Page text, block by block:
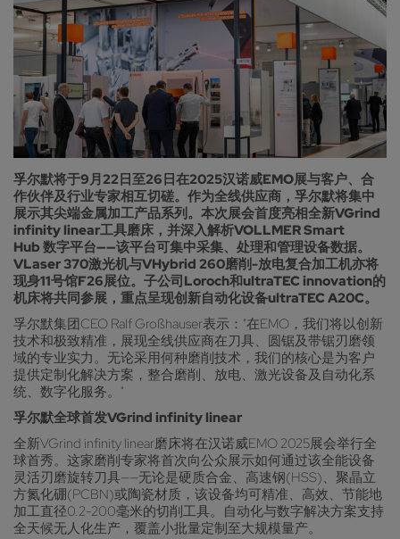
孚尔默将于9月22日至26日在2025汉诺威EMO展与客户、合
作伙伴及行业专家相互切磋。作为全线供应商，孚尔默将集中
展示其尖端金属加工产品系列。本次展会首度亮相全新VGrind
infinity linear工具磨床，并深入解析VOLLMER Smart
Hub 数字平台——该平台可集中采集、处理和管理设备数据。
VLaser 370激光机与VHybrid 260磨削-放电复合加工机亦将
现身11号馆F26展位。子公司Loroch和ultraTEC innovation的
机床将共同参展，重点呈现创新自动化设备ultraTEC A20C。
孚尔默集团CEO Ralf Großhauser表示："在EMO，我们将以创新
技术和极致精准，展现全线供应商在刀具、圆锯及带锯刃磨领
域的专业实力。无论采用何种磨削技术，我们的核心是为客户
提供定制化解决方案，整合磨削、放电、激光设备及自动化系
统、数字化服务。"
孚尔默全球首发VGrind infinity linear
全新VGrind infinity linear磨床将在汉诺威EMO 2025展会举行全
球首秀。这家磨削专家将首次向公众展示如何通过该全能设备
灵活刃磨旋转刀具——无论是硬质合金、高速钢(HSS)、聚晶立
方氮化硼(PCBN)或陶瓷材质，该设备均可精准、高效、节能地
加工直径0.2-200毫米的切削工具。自动化与数字解决方案支持
全天候无人化生产，覆盖小批量定制至大规模量产。